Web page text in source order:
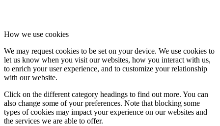
How we use cookies
We may request cookies to be set on your device. We use cookies to
let us know when you visit our websites, how you interact with us,
to enrich your user experience, and to customize your relationship
with our website.
Click on the different category headings to find out more. You can
also change some of your preferences. Note that blocking some
types of cookies may impact your experience on our websites and
the services we are able to offer.